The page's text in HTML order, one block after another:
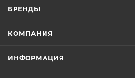
БРЕНДЫ
КОМПАНИЯ
ИНФОРМАЦИЯ